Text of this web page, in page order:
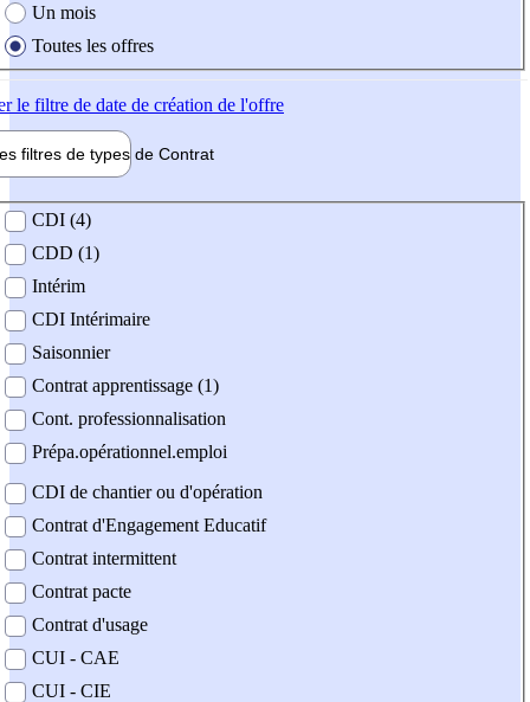
Un mois
Toutes les offres
le filtre de date de création de l'offre
filtres de types de Contrat
contrat
CDI (4)
CDD (1)
Intérim
CDI Intérimaire
Saisonnier
Contrat apprentissage (1)
Cont. professionnalisation
Prépa.opérationnel.emploi
CDI de chantier ou d'opération
Contrat d'Engagement Educatif
Contrat intermittent
Contrat pacte
Contrat d'usage
CUI - CAE
CUI - CIE